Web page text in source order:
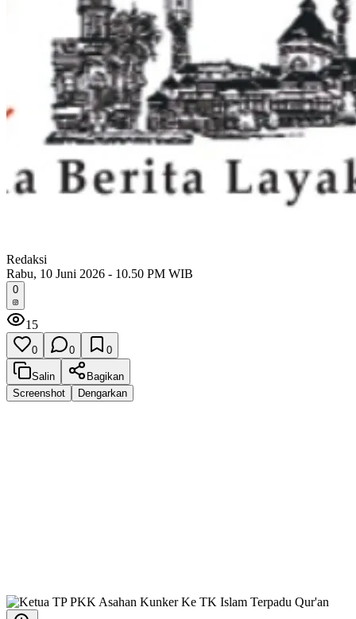
Redaksi
Rabu, 10 Juni 2026 - 10.50 PM WIB
0
15
0 0 0
Salin
Bagikan
Screenshot
Dengarkan